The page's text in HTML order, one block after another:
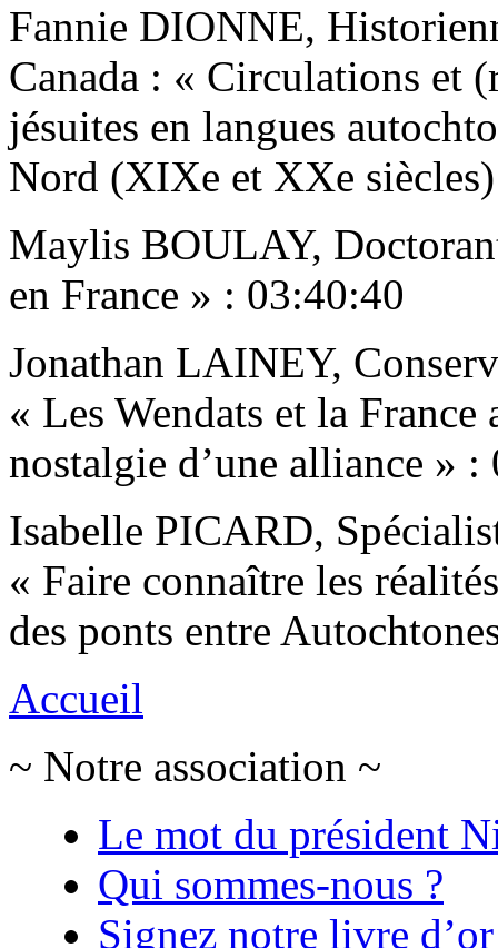
Fannie DIONNE,
Canada : « Circulations et
jésuites en langues
Nord (XIXe et XXe
Maylis BOULAY,
en France » : 03:40:40
Jonathan LAINEY,
« Les Wendats et la
nostalgie d’une alliance » :
Isabelle PICARD,
« Faire connaître les
des ponts entre
Accueil
~ Notre association ~
Le mot du président
Qui sommes-nous ?
Signez notre livre